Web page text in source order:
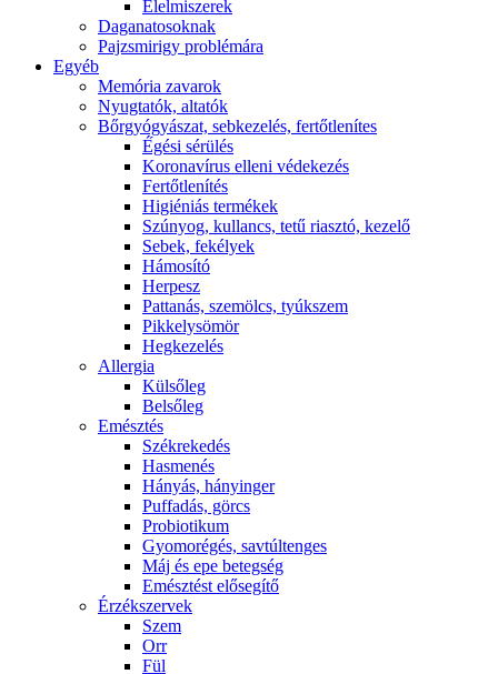
É́lelmiszerek
Daganatosoknak
Pajzsmirigy problémára
Egyéb
Memória zavarok
Nyugtatók, altatók
Bőrgyógyászat, sebkezelés, fertőtlenítes
É́gési sérülés
Koronavírus elleni védekezés
Fertőtlenítés
Higiéniás termékek
Szúnyog, kullancs, tetű riasztó, kezelő
Sebek, fekélyek
Hámosító
Herpesz
Pattanás, szemölcs, tyúkszem
Pikkelysömör
Hegkezelés
Allergia
Külsőleg
Belsőleg
Emésztés
Székrekedés
Hasmenés
Hányás, hányinger
Puffadás, görcs
Probiotikum
Gyomorégés, savtúltenges
Máj és epe betegség
Emésztést elősegítő
Érzékszervek
Szem
Orr
Fül